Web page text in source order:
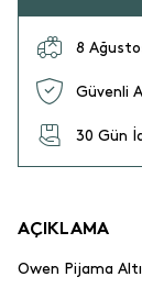
8
Güvenli
30 Gün
AÇIKLAMA
Owen Pijama